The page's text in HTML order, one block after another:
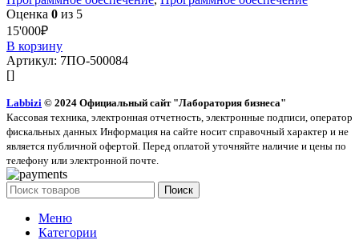
Оценка 0 из 5
15'000₽
В корзину
Артикул: 7ПО-500084
[]
Labbizi © 2024 Официальный сайт "Лаборатория бизнеса"
Кассовая техника, электронная отчетность, электронные подписи, оператор
фискальных данных Информация на сайте носит справочный характер и не
является публичной офертой. Перед оплатой уточняйте наличие и цены по
телефону или электронной почте.
Поиск
Меню
Категории